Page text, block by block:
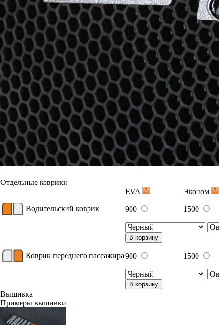
Отдельные коврики
EVA
Эконом
Водительский коврик 900 1500
В корзину
Коврик переднего пассажира900 1500
В корзину
Вышивка
Примеры вышивки